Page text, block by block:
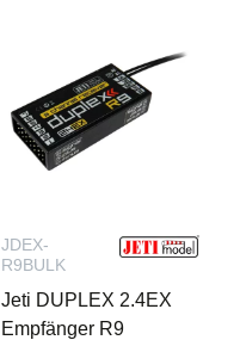
JDEX-
R9BULK
Jeti DUPLEX 2.4EX
Empfänger R9